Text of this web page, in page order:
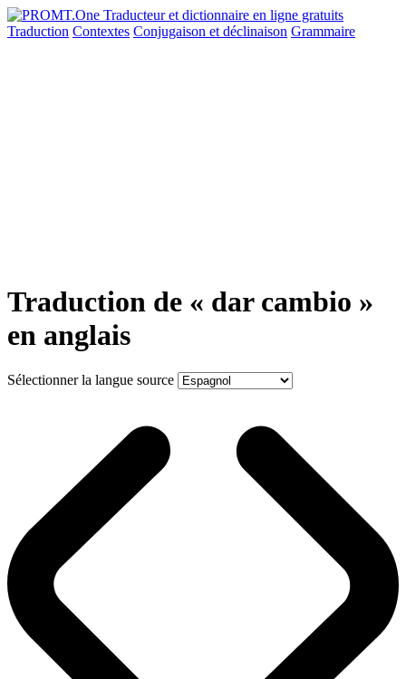
Traduction Contextes Conjugaison et déclinaison Grammaire
Traduction de « dar cambio »
en anglais
Sélectionner la langue source